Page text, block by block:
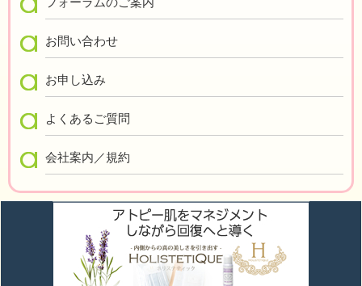
お問い合わせ
お申し込み
よくあるご質問
会社案内／規約